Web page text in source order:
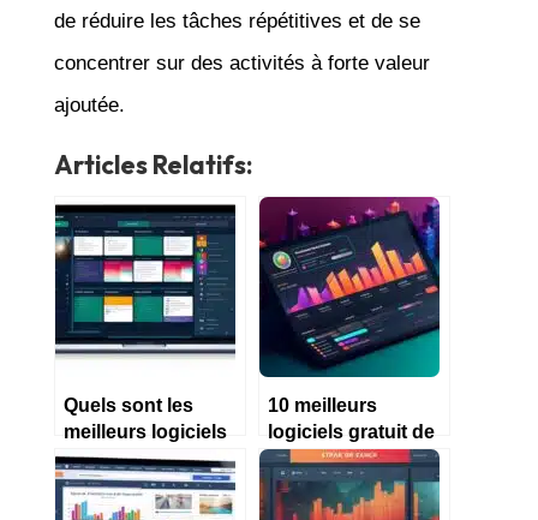
de réduire les tâches répétitives et de se
concentrer sur des activités à forte valeur
ajoutée.
Articles Relatifs:
Quels sont les
meilleurs logiciels
de comptabilité en
2023 ?
10 meilleurs
logiciels gratuit de
gestion
d’entreprise en
2023